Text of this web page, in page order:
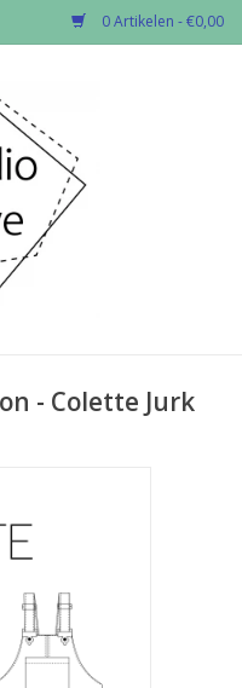
0 Artikelen - €0,00
- Colette Jurk